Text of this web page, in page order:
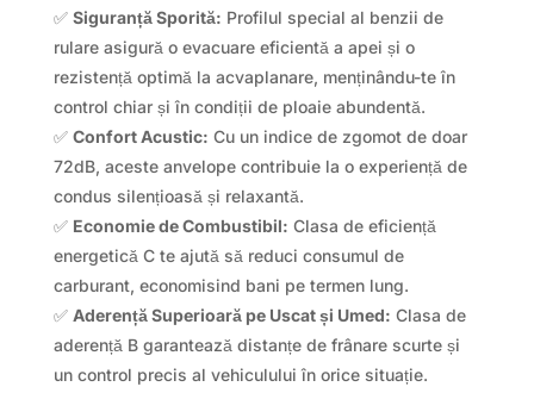
✅ Siguranță Sporită: Profilul special al benzii de
rulare asigură o evacuare eficientă a apei și o
rezistență optimă la acvaplanare, menținându-te în
control chiar și în condiții de ploaie abundentă.
✅ Confort Acustic: Cu un indice de zgomot de doar
72dB, aceste anvelope contribuie la o experiență de
condus silențioasă și relaxantă.
✅ Economie de Combustibil: Clasa de eficiență
energetică C te ajută să reduci consumul de
carburant, economisind bani pe termen lung.
✅ Aderență Superioară pe Uscat și Umed: Clasa de
aderență B garantează distanțe de frânare scurte și
un control precis al vehiculului în orice situație.